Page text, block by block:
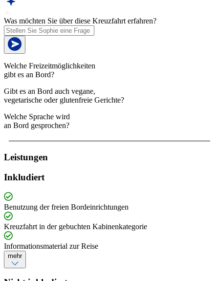
Was möchten Sie über diese Kreuzfahrt erfahren?
Welche Freizeitmöglichkeiten
gibt es an Bord?
Gibt es an Bord auch vegane,
vegetarische oder glutenfreie Gerichte?
Welche Sprache wird
an Bord gesprochen?
Leistungen
Inkludiert
Benutzung der freien Bordeinrichtungen
Kreuzfahrt in der gebuchten Kabinenkategorie
Informationsmaterial zur Reise
mehr